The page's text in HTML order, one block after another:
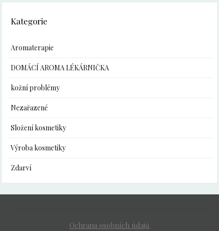
Kategorie
Aromaterapie
DOMÁCÍ AROMA LÉKÁRNIČKA
kožní problémy
Nezařazené
Složení kosmetiky
Výroba kosmetiky
Zdarví
Ochrana osobních údajů